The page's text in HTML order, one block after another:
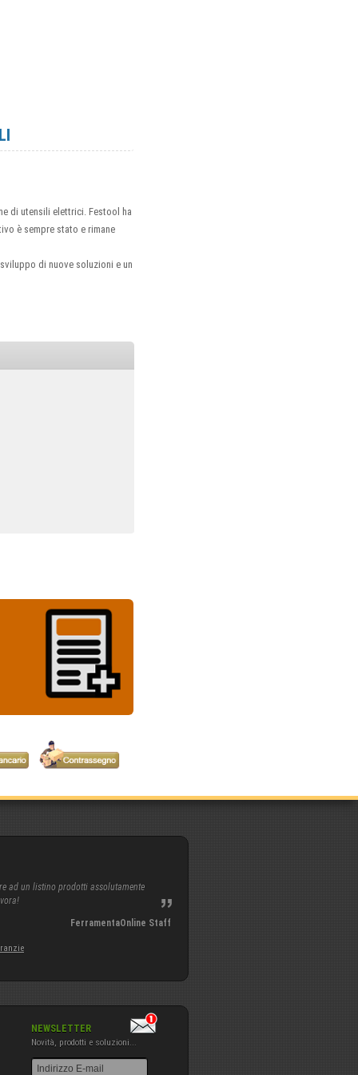
di utensili elettrici. Festool ha
è sempre stato e rimane
di nuove soluzioni e un
ad un listino prodotti assolutamente
FerramentaOnline Staff
NEWSLETTER
Novità, prodotti e soluzioni...